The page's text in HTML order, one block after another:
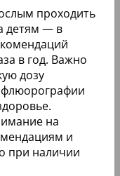
проходить
детям — в
в год. Важно
дозу
флюорографии
на
и
при наличии